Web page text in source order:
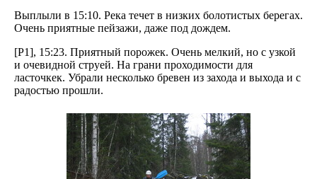
Выплыли в 15:10. Река течет в низких болотистых берегах.
Очень приятные пейзажи, даже под дождем.
[P1], 15:23. Приятный порожек. Очень мелкий, но с узкой
и очевидной струей. На грани проходимости для
ласточкек. Убрали несколько бревен из захода и выхода и с
радостью прошли.